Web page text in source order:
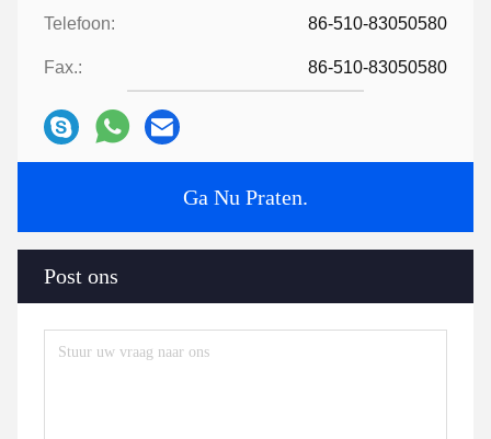
Telefoon: 86-510-83050580
Fax.: 86-510-83050580
Ga Nu Praten.
Post ons